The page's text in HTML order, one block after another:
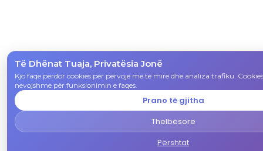
Të Dhënat Tuaja, Privatësia Jonë
Kjo faqe përdor cookies për përvojë më të mirë dhe analiza trafiku.
nevojshme për funksionimin e faqes.
Prano të gjitha
Thelbësore
Përshtat